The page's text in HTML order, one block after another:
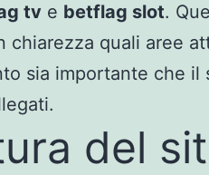
tv e betflag slot.
chiarezza quali aree
sia importante che il
del